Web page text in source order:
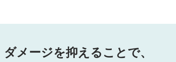
ダメージを抑えることで、